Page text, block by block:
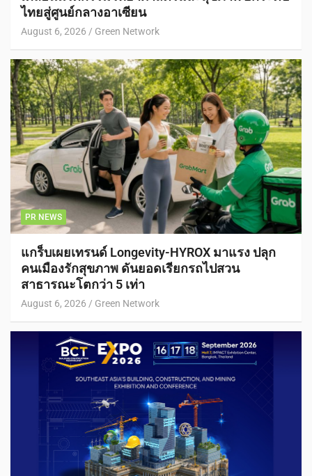
ไทยสู่ศูนย์กลางอาเซียน
August 6, 2026 Green Network
PR NEWS
แกร็บเผยเทรนด์ Longevity-HYROX มาแรง ปลุก
คนเมืองรักสุขภาพ ดันยอดเรียกรถไปสวน
สาธารณะโตกว่า 5 เท่า
August 6, 2026 Green Network